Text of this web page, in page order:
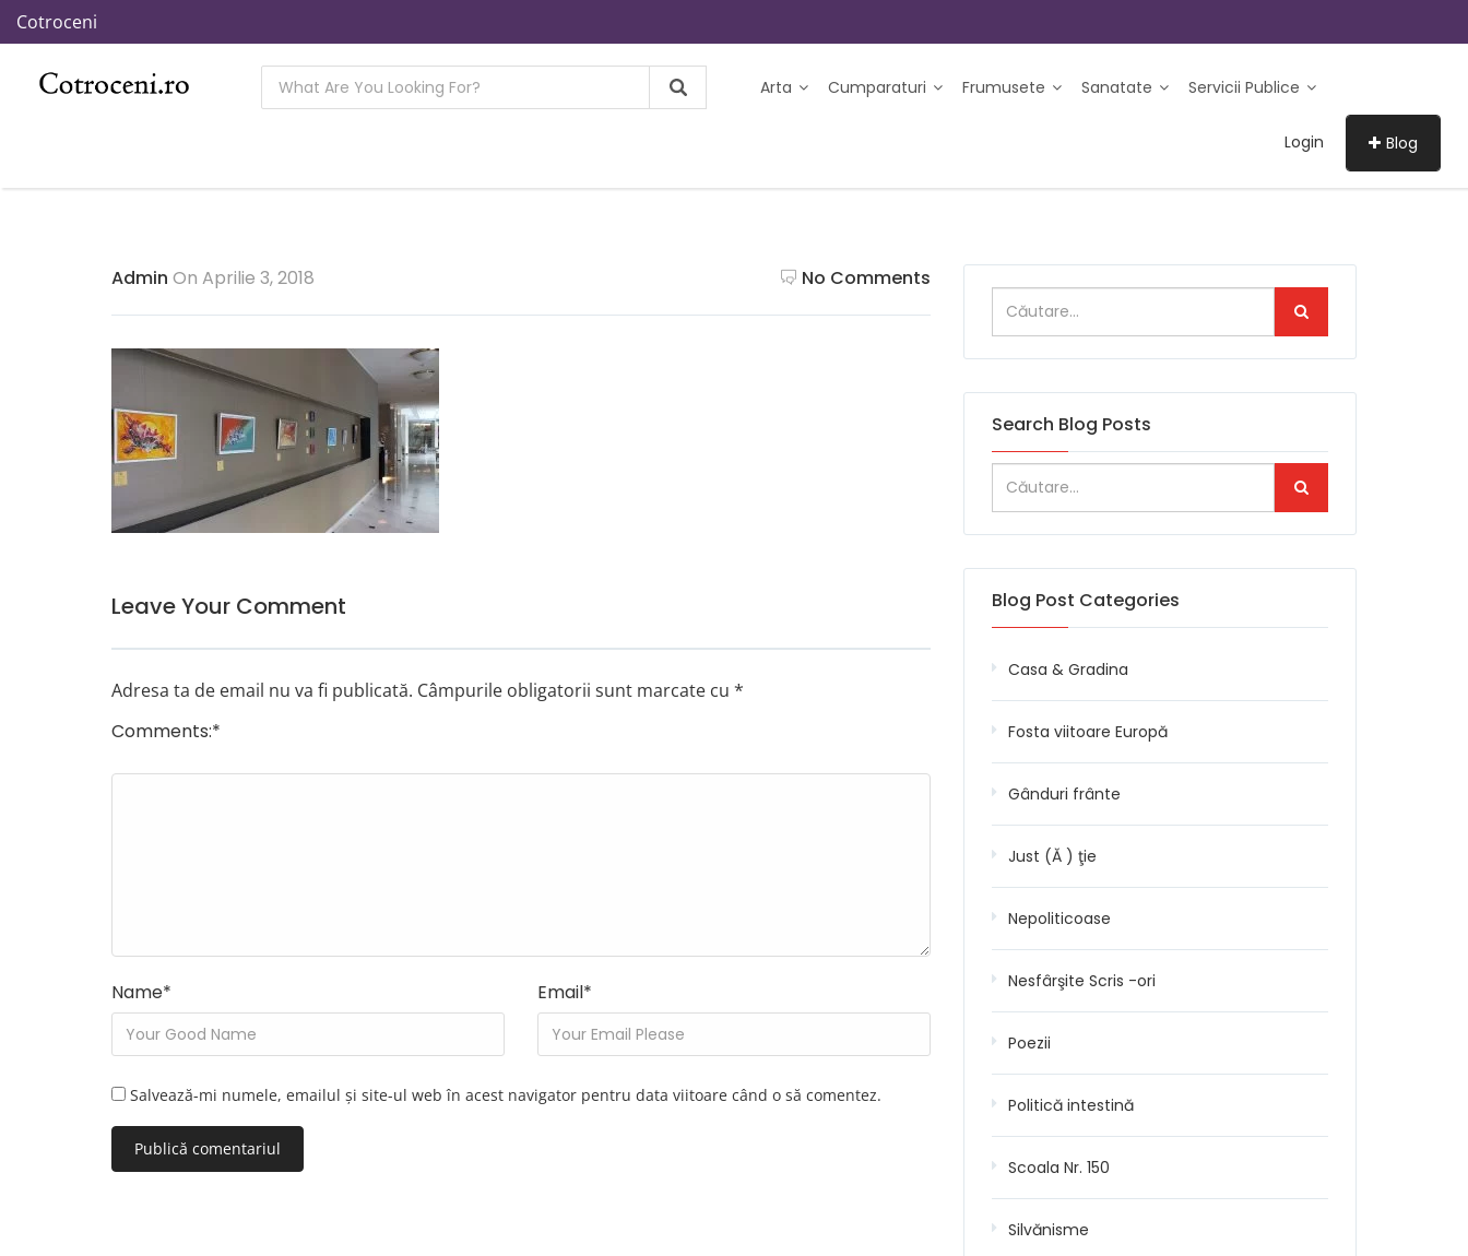
Cotroceni
Arta Cumparaturi Frumusete Sanatate Servicii Publice
Login Blog
Admin On Aprilie 3, 2018 No Comments
Leave Your Comment
Adresa ta de email nu va fi publicată. Câmpurile obligatorii sunt marcate cu *
Comments:*
Name* Email*
Salvează-mi numele, emailul și site-ul web în acest navigator pentru data viitoare când o să comentez.
Search Blog Posts
Blog Post Categories
Casa & Gradina
Fosta viitoare Europă
Gânduri frânte
Just (Ă ) ţie
Nepoliticoase
Nesfârşite Scris -ori
Poezii
Politică intestină
Scoala Nr. 150
Silvănisme